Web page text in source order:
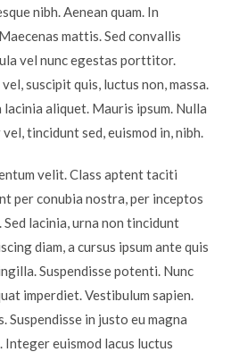
nibh. Aenean quam. In
mattis. Sed convallis
vel nunc egestas porttitor.
suscipit quis, luctus non, massa.
aliquet. Mauris ipsum. Nulla
tincidunt sed, euismod in, nibh.
velit. Class aptent taciti
per conubia nostra, per inceptos
Sed lacinia, urna non tincidunt
diam, a cursus ipsum ante quis
Suspendisse potenti. Nunc
imperdiet. Vestibulum sapien.
Suspendisse in justo eu magna
Integer euismod lacus luctus